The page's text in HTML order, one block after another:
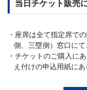
当日チケット販売
座席は全て指定席で
側、三塁側）窓口に
チケットのご購入に
え付けの申込用紙に